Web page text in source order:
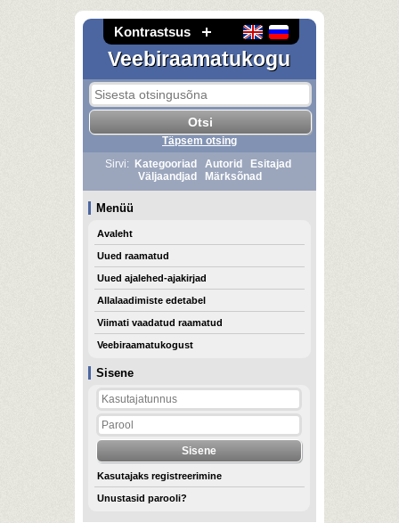
Kontrastsus
Veebiraamatukogu
Sisene
Kasutajaks registreerimine
Unustasid parooli?
Täpsem otsing
Sirvi:
Kategooriad Autorid
Esitajad
Väljaandjad
Märksõnad
Menüü
Avaleht
Uued raamatud
Uued ajalehed-ajakirjad
Allalaadimiste edetabel
Viimati vaadatud raamatud
Veebiraamatukogust